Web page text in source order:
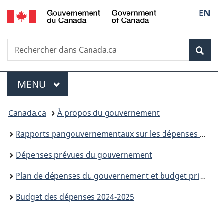
Passer
au
principal
Passer
à
Au
du
Passer
à
version
simplifiée
de
la
EN
Recherche
Rechercher
dans
Menu
MENU PRINCIPAL
Vous
êtes
ici :
Canada.ca
À propos du gouvernement
Rapports pangouvernementaux sur les dépenses et les activités
Dépenses prévues du gouvernement
Plan de dépenses du gouvernement et budget principal des dépenses (parties I et II)
Budget des dépenses 2024-2025